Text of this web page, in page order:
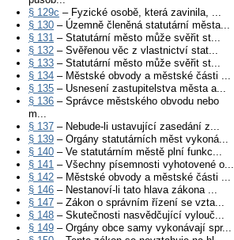
§ 129c – Fyzické osobě, která zavinila, ...
§ 130 – Územně členěná statutární města...
§ 131 – Statutární město může svěřit st...
§ 132 – Svěřenou věc z vlastnictví stat...
§ 133 – Statutární město může svěřit st...
§ 134 – Městské obvody a městské části ...
§ 135 – Usnesení zastupitelstva města a...
§ 136 – Správce městského obvodu nebo
m...
§ 137 – Nebude-li ustavující zasedání z...
§ 139 – Orgány statutárních měst vykoná...
§ 140 – Ve statutárním městě plní funkc...
§ 141 – Všechny písemnosti vyhotovené o...
§ 142 – Městské obvody a městské části ...
§ 146 – Nestanoví-li tato hlava zákona ...
§ 147 – Zákon o správním řízení se vzta...
§ 148 – Skutečnosti nasvědčující vylouč...
§ 149 – Orgány obce samy vykonávají spr...